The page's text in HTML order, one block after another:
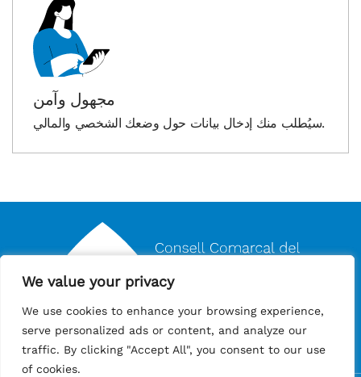
We value your privacy
We use cookies to enhance your browsing experience,
serve personalized ads or content, and analyze our
traffic. By clicking "Accept All", you consent to our use
of cookies.
We value your privacy
We use cookies to enhance your browsing experience,
serve personalized ads or content, and analyze our
traffic. By clicking "Accept All", you consent to our use
of cookies.
مجهول وآمن
سيُطلب منك إدخال بيانات حول وضعك الشخصي والمالي.